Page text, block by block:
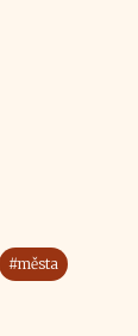
#města